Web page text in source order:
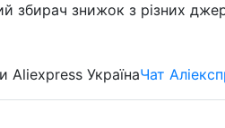
збирач знижок з різних
Aliexpress УкраїнаЧат